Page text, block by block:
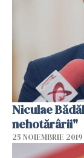
Niculae
nehotărârii"
25 NOIEMBRIE 2019